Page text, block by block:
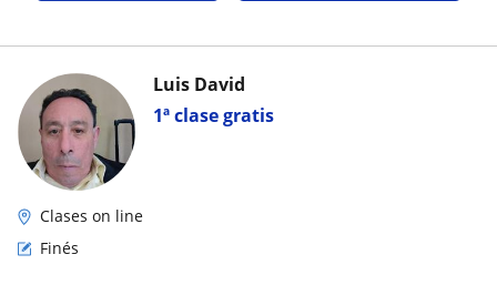
1ª clase gratis
Luis David
Clases on line
Finés